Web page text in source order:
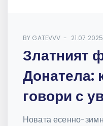
BY GATEVVV 21.07.2025
Златният
Донатела:
говори с
Новата есенно-